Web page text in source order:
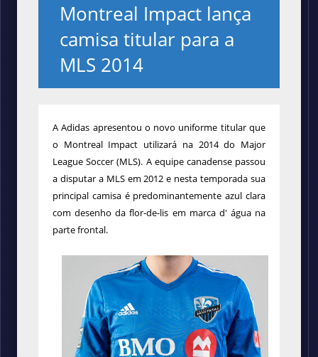
Montreal Impact lança
camisa titular para a
MLS 2014
A Adidas apresentou o novo uniforme titular que
o Montreal Impact utilizará na 2014 do Major
League Soccer (MLS). A equipe canadense passou
a disputar a MLS em 2012 e nesta temporada sua
principal camisa é predominantemente azul clara
com desenho da flor-de-lis em marca d' água na
parte frontal.